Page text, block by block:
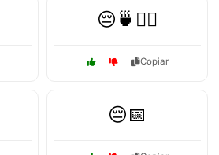
😔🍵🧘‍♀️
Copiar
😔📅